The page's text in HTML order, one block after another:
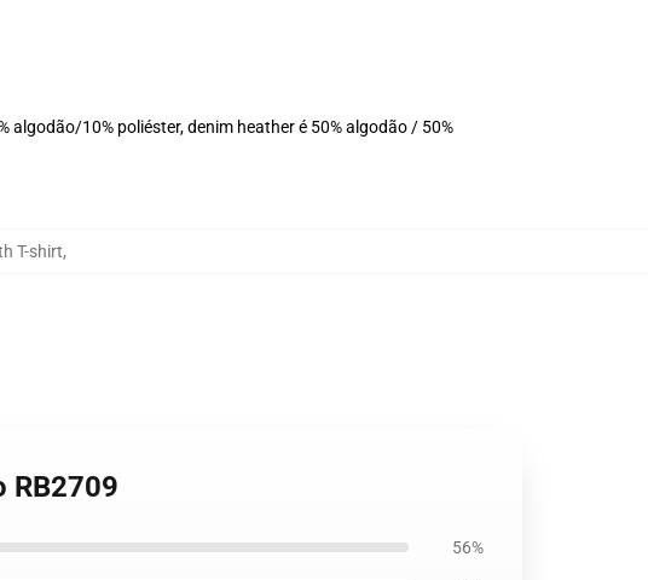
10% poliéster, denim heather é 50% algodão / 50%
T-shirt,
RB2709
56%